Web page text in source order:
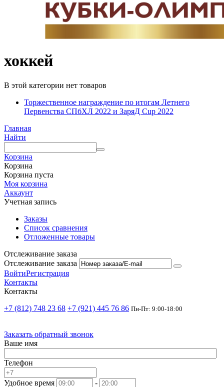
хоккей
В этой категории нет товаров
Торжественное награждение по итогам Летнего
Первенства СПбХЛ 2022 и ЗаряД Cup 2022
Главная
Найти
Корзина
Корзина
Корзина пуста
Моя корзина
Аккаунт
Учетная запись
Заказы
Список сравнения
Отложенные товары
Отслеживание заказа
Отслеживание заказа
ВойтиРегистрация
Контакты
Контакты
+7 (812) 748 23 68 +7 (921) 445 76 86 Пн-Пт: 9:00-18:00
Заказать обратный звонок
Ваше имя
Телефон
Удобное время -